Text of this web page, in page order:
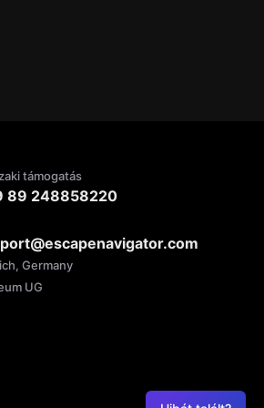
támogatás
89 248858220
Germany
UG